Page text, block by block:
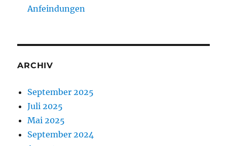
Anfeindungen
ARCHIV
September 2025
Juli 2025
Mai 2025
September 2024